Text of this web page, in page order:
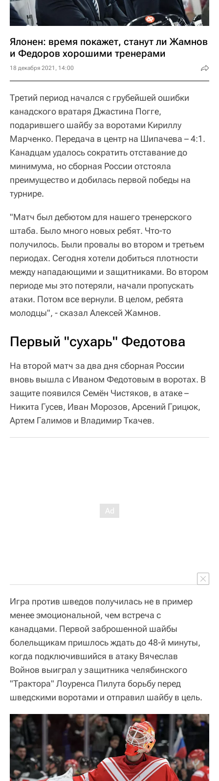
Ялонен: время покажет, станут ли Жамнов
и Федоров хорошими тренерами
18 декабря 2021, 14:00
Третий период начался с грубейшей ошибки
канадского вратаря Джастина Погге,
подарившего шайбу за воротами Кириллу
Марченко. Передача в центр на Шипачева – 4:1.
Канадцам удалось сократить отставание до
минимума, но сборная России отстояла
преимущество и добилась первой победы на
турнире.
"Матч был дебютом для нашего тренерского
штаба. Было много новых ребят. Что-то
получилось. Были провалы во втором и третьем
периодах. Сегодня хотели добиться плотности
между нападающими и защитниками. Во втором
периоде мы это потеряли, начали пропускать
атаки. Потом все вернули. В целом, ребята
молодцы", - сказал Алексей Жамнов.
Первый "сухарь" Федотова
На второй матч за два дня сборная России
вновь вышла с Иваном Федотовым в воротах. В
защите появился Семён Чистяков, в атаке –
Никита Гусев, Иван Морозов, Арсений Грицюк,
Артем Галимов и Владимир Ткачев.
Игра против шведов получилась не в пример
менее эмоциональной, чем встреча с
канадцами. Первой заброшенной шайбы
болельщикам пришлось ждать до 48-й минуты,
когда подключившийся в атаку Вячеслав
Войнов выиграл у защитника челябинского
"Трактора" Лоуренса Пилута борьбу перед
шведскими воротами и отправил шайбу в цель.